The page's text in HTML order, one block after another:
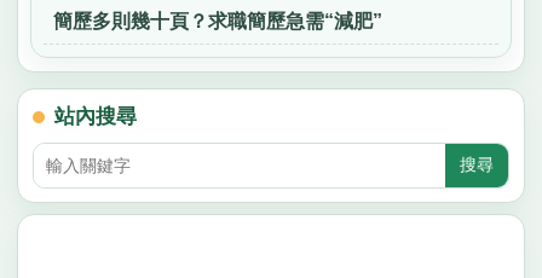
簡歷多則幾十頁？求職簡歷急需“減肥”
站內搜尋